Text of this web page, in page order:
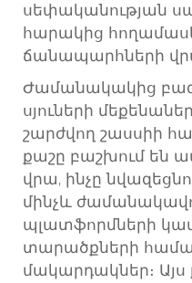
սեփականության
հարակից
ճանապարհների
Ժամանակակից
սյուների
շարժվող շասսիի
քաշը բաշխում են
վրա, ինչը
մինչև
պլատֆորմների
տարածքների
մակարդակներ։ Այս